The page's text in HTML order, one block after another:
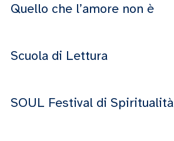
Quello che l’amore non è
Scuola di Lettura
SOUL Festival di Spiritualità